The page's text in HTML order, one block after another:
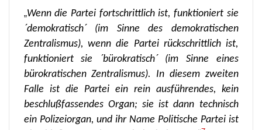
„Wenn die Partei fortschrittlich ist, funktioniert sie
´demokratisch´ (im Sinne des demokratischen
Zentralismus), wenn die Partei rückschrittlich ist,
funktioniert sie ´bürokratisch´ (im Sinne eines
bürokratischen Zentralismus). In diesem zweiten
Falle ist die Partei ein rein ausführendes, kein
beschlußfassendes Organ; sie ist dann technisch
ein Polizeiorgan, und ihr Name Politische Partei ist